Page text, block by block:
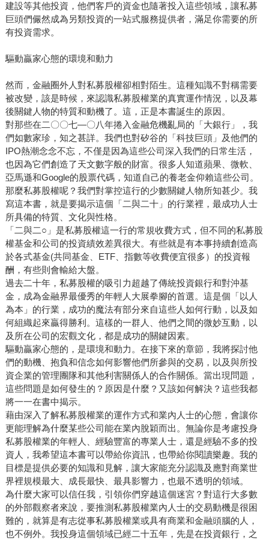
建設等其他投資，他們客戶的資金也隨著投入這些領域，讓私募
巨頭們儼然成為另類投資的一站式服務提供者，滿足你需要的所
有投資需求。
驅動贏家心態的環境和動力
然而，金融圈外人對私募股權卻相對陌生。這種知識不對稱需要
被改變，該是時候，來認識私募股權業的真實運作情況，以及幕
後關鍵人物的特質和動機了。這，正是本書誕生的原因。
對那些在二〇〇七—〇八年捲入金融危機亂局的「大銀行」，我
們如數家珍，知之甚詳。我們也對矽谷的「科技巨頭」及他們的
IPO熱潮念念不忘，不僅是因為這些公司深入我們的日常生活，
也因為它們創造了天文數字般的財富。很多人知道蘋果、微軟、
亞馬遜和Google的股票代碼，知道自己的養老金仰賴這些公司。
那麼私募股權呢？我們對掌控這行的少數關鍵人物所知甚少。我
寫這本書，就是要揭示這個「二與二十」的行業裡，最成功人士
所具備的特質、文化與性格。
「二與二○」是私募股權這一行的常規收費方式，但不同的私募股
權基金和公司的投資績效差異很大。有些就是有本事持續創造高
於各式基金(共同基金、ETF、指數等收費便宜很多）的投資報
酬，有些則會輸給大盤。
過去二十年，私募股權的吸引力超越了傳統投資銀行和對沖基
金，成為金融界最優秀的年輕人大展拳腳的首選。這是個「以人
為本」的行業，成功的魔法有部分來自這些人如何行動，以及如
何組織起來贏得勝利。這樣的一群人、他們之間的微妙互動，以
及所在公司的宏觀文化，都是成功的關鍵因素。
驅動贏家心態的，是環境和動力。在接下來的章節，我將探討他
們的動機、抱負和信念如何影響他們所參與的交易，以及與所投
資企業的管理團隊和其他利害關係人的合作關係。當出現問題，
這些問題是如何發生的？原因是什麼？又該如何解決？這些我都
將一一在書中揭示。
藉由深入了解私募股權業的運作方式和業內人士的心態，會讓你
更能理解為什麼某些公司能在業內脫穎而出。無論你是考慮投身
私募股權業的年輕人、經驗豐富的專業人士，還是經驗不多的投
資人，我希望這本書可以帶給你資訊，也帶給你閱讀樂趣。我的
目標是提供必要的知識和見解，讓大家能充分認識及應對商業世
界裡規模最大、成長最快、最具影響力，也最不透明的領域。
為什麼大家可以信任我，引領你們穿越這個迷宮？對這行大多數
的外部觀察者來說，要推測私募股權業內人士的交易動機是很困
難的，就算是有志從事私募股權業或具有商業和金融頭腦的人，
也不例外。我投身這個領域已經二十五年，先是在投資銀行，之